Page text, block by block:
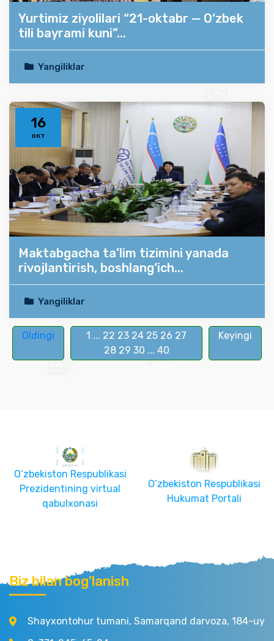
Yurtimiz ziyolilari “21-oktabr — O‘zbek
tili bayrami kuni”...
Yangiliklar
16
окт
Maktabgacha ta’lim tizimini yanada
rivojlantirish, boshlang‘ich...
Yangiliklar
Oldingi 1 ... 22 23 24 25 26 27
28 29 30 ... 40
Keyingi
O‘zbekiston Respublikasi
Prezidentining virtual
qabulxonasi
O‘zbekiston Respublikasi
Hukumat Portali
Biz bilan bog'lanish
Shayxontohur tumani, Samarqand darvoza, 184-uy